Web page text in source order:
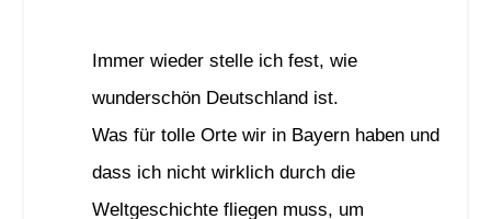
Immer wieder stelle ich fest, wie
wunderschön Deutschland ist.
Was für tolle Orte wir in Bayern haben und
dass ich nicht wirklich durch die
Weltgeschichte fliegen muss, um